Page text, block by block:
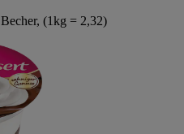
(1kg = 2,32)